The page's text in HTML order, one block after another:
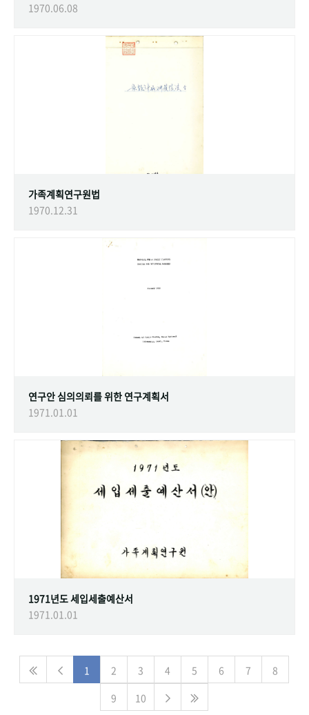
1970.06.08
가족계획연구원법
1970.12.31
연구안 심의의뢰를 위한 연구계획서
1971.01.01
1971년도 세입세출예산서
1971.01.01
1 2 3 4 5 6 7
8
9
10